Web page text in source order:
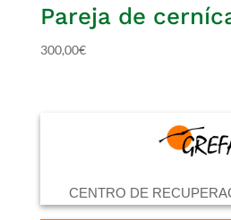
Pareja de
300,00€
CENTRO DE